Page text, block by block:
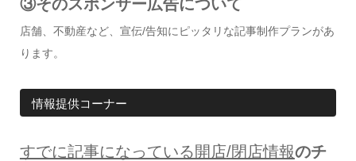
③そのスポンサー広告について
店舗、不動産など、宣伝/告知にピッタリな記事制作プランがあ
ります。
情報提供コーナー
すでに記事になっている開店/閉店情報のチ